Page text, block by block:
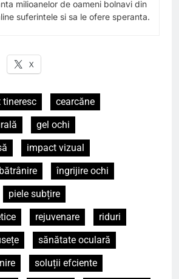
milioanelor de oameni bolnavi din
suferintele si sa le ofere speranta.
X
tineresc
cearcăne
gel ochi
impact vizual
îngrijire ochi
piele subțire
rejuvenare
riduri
sănătate oculară
soluții efciente